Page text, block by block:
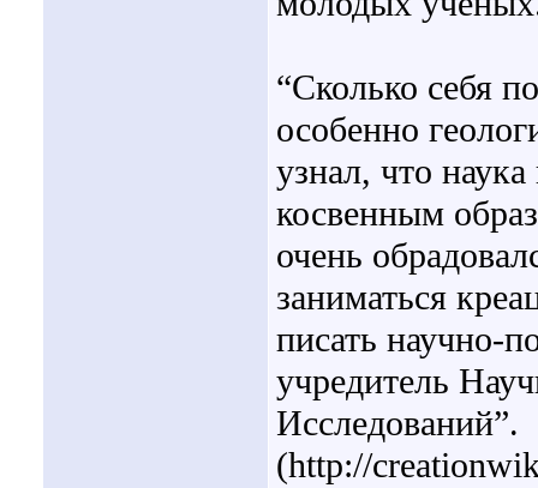
“Сколько себя
особенно
узнал, что
косвенным
очень
заниматься
писать научно-
учредитель
Исследований”.
(http://